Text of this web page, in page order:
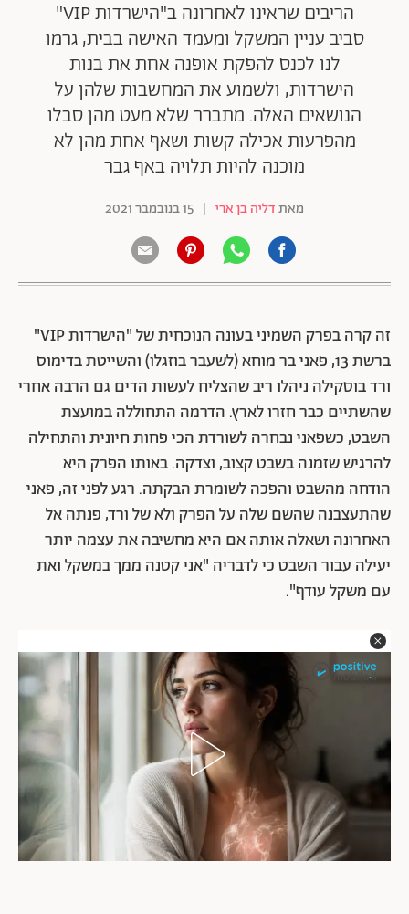
הריבים שראינו לאחרונה ב"הישרדות VIP"
סביב עניין המשקל ומעמד האישה בבית, גרמו
לנו לכנס להפקת אופנה אחת את בנות
הישרדות, ולשמוע את המחשבות שלהן על
הנושאים האלה. מתברר שלא מעט מהן סבלו
מהפרעות אכילה קשות ושאף אחת מהן לא
מוכנה להיות תלויה באף גבר
מאתדליה בן ארי | 15 בנובמבר 2021
זה קרה בפרק השמיני בעונה הנוכחית של "הישרדות VIP"
ברשת 13, פאני בר מוחא (לשעבר בוזגלו) והשייטת בדימוס
ורד בוסקילה ניהלו ריב שהצליח לעשות הדים גם הרבה אחרי
שהשתיים כבר חזרו לארץ. הדרמה התחוללה במועצת
השבט, כשפאני נבחרה לשורדת הכי פחות חיונית והתחילה
להרגיש שזמנה בשבט קצוב, וצדקה. באותו הפרק היא
הודחה מהשבט והפכה לשומרת הבקתה. רגע לפני זה, פאני
שהתעצבנה שהשם שלה על הפרק ולא של ורד, פנתה אל
האחרונה ושאלה אותה אם היא מחשיבה את עצמה יותר
יעילה עבור השבט כי לדבריה "אני קטנה ממך במשקל ואת
עם משקל עודף".